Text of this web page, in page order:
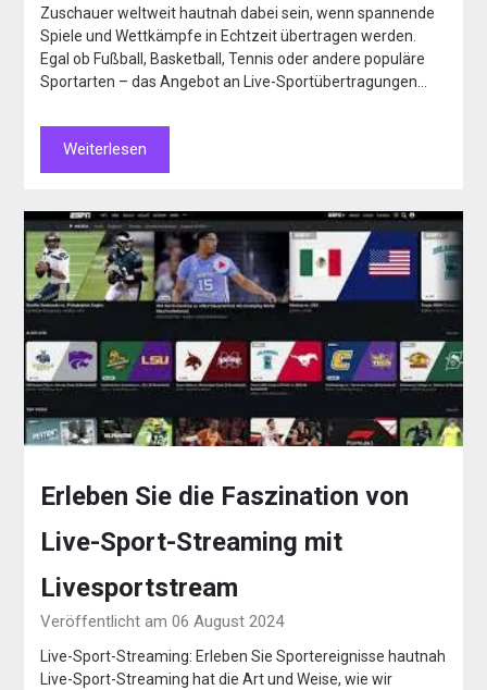
Zuschauer weltweit hautnah dabei sein, wenn spannende
Spiele und Wettkämpfe in Echtzeit übertragen werden.
Egal ob Fußball, Basketball, Tennis oder andere populäre
Sportarten – das Angebot an Live-Sportübertragungen…
Weiterlesen
Erleben Sie die Faszination von
Live-Sport-Streaming mit
Livesportstream
Veröffentlicht am 06 August 2024
Live-Sport-Streaming: Erleben Sie Sportereignisse hautnah
Live-Sport-Streaming hat die Art und Weise, wie wir